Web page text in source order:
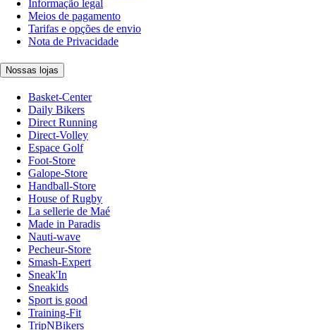
Informação legal
Meios de pagamento
Tarifas e opções de envio
Nota de Privacidade
Nossas lojas
Basket-Center
Daily Bikers
Direct Running
Direct-Volley
Espace Golf
Foot-Store
Galope-Store
Handball-Store
House of Rugby
La sellerie de Maé
Made in Paradis
Nauti-wave
Pecheur-Store
Smash-Expert
Sneak'In
Sneakids
Sport is good
Training-Fit
TripNBikers